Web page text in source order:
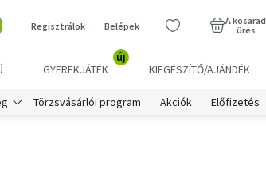
Regisztrálok Belépek
A kosarad
üres
GYEREKJÁTÉK
új
KIEGÉSZÍTŐ/AJÁNDÉK
Törzsvásárlói program Akciók Előfizetés